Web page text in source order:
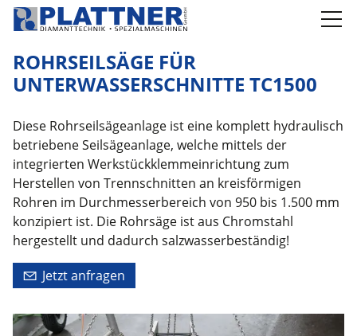
Produkte
Diamantseilsägen Beton
Zubehör zu Diamantseilsägen
Diamantseilverbinder
Portalseilsägen
Rohrseilsägen
Sägekette für Rohrschnitte DSW-PCD-2250
Rohrseilsäge W 600
Bohren und Zubehör
ROHRSEILSÄGE FÜR
UNTERWASSER­SCHNITTE TC1500
Diese Rohrseilsägeanlage ist eine komplett hydraulisch
betriebene Seilsägeanlage, welche mittels der
integrierten Werkstückklemmeinrichtung zum
Herstellen von Trennschnitten an kreisförmigen
Rohren im Durchmesserbereich von 950 bis 1.500 mm
konzipiert ist. Die Rohrsäge ist aus Chromstahl
hergestellt und dadurch salzwasserbeständig!
Jetzt anfragen